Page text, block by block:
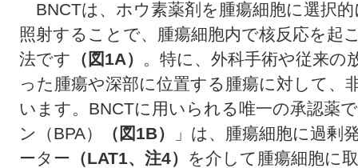
BNCTは、ホウ素薬剤を腫瘍細胞に選択
照射することで、腫瘍細胞内で核反応を起
法です （図1A） 。特に、外科手術や従来の
った腫瘍や深部に位置する腫瘍に対して、
います。BNCTに用いられる唯一の承認薬
ン（BPA）
（図1B）
」は、腫瘍細胞に過剰
ーター （LAT1、注4） を介して腫瘍細胞に